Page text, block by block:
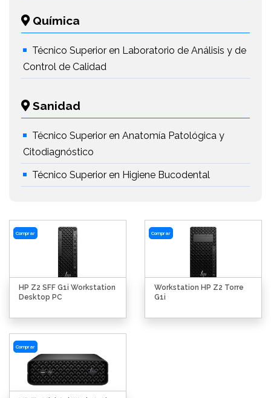
Química
Técnico Superior en Laboratorio de Análisis y de
Control de Calidad
Sanidad
Técnico Superior en Anatomía Patológica y
Citodiagnóstico
Técnico Superior en Higiene Bucodental
Comprar
HP Z2 SFF G1i Workstation
Desktop PC
Comprar
Workstation HP Z2 Torre
G1i
Comprar